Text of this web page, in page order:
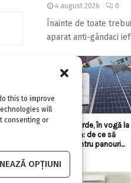
this to improve
will
consenting or
OPȚIUNI
4 august 2026 0
Înainte de toate
aparat anti-gândaci
Energia verde, în vogă la
Constanța: de ce să
optezi pentru panouri...